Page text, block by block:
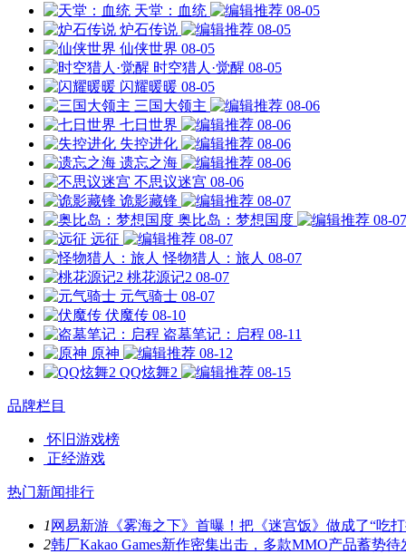
天堂：血统
08-05
炉石传说
08-05
仙侠世界 08-05
时空猎人·觉醒 08-05
闪耀暖暖 08-05
三国大领主
08-06
七日世界
08-06
失控进化
08-06
遗忘之海
08-06
不思议迷宫 08-06
诡影藏锋
08-07
奥比岛：梦想国度
08-07
远征
08-07
怪物猎人：旅人 08-07
桃花源记2 08-07
元气骑士 08-07
伏魔传 08-10
盗墓笔记：启程 08-11
原神
08-12
QQ炫舞2
08-15
品牌栏目
怀旧游戏榜
正经游戏
热门新闻排行
1 网易新游《雾海之下》首曝！把《迷宫饭》做成了“吃打
2韩厂Kakao Games新作密集出击，多款MMO产品蓄势待